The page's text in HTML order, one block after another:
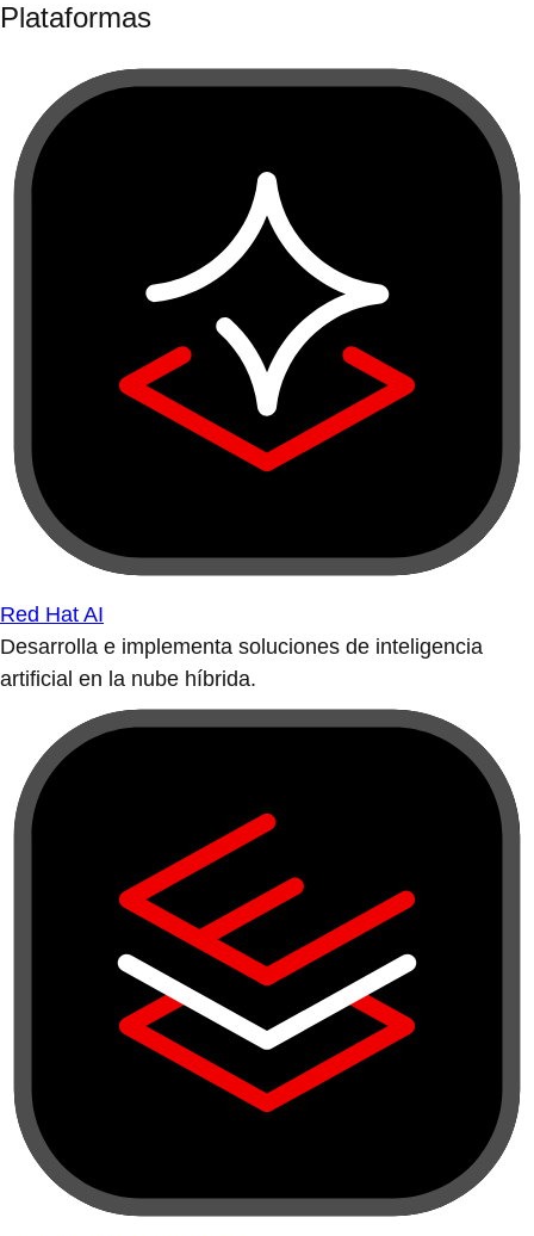
Plataformas
Red Hat AI
Desarrolla e implementa soluciones de inteligencia
artificial en la nube híbrida.